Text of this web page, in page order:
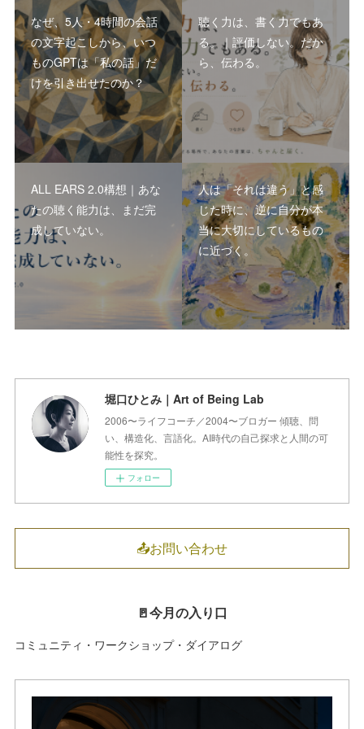
なぜ、5人・4時間の会話
の文字起こしから、いつ
ものGPTは「私の話」だ
けを引き出せたのか？
聴く力は、書く力でもあ
る。｜評価しない。だか
ら、伝わる。
ALL EARS 2.0構想｜あな
たの聴く能力は、まだ完
成していない。
人は「それは違う」と感
じた時に、逆に自分が本
当に大切にしているもの
に近づく。
堀口ひとみ｜Art of Being Lab
2006〜ライフコーチ／2004〜ブロガー 傾聴、問
い、構造化、言語化。AI時代の自己探求と人間の可
能性を探究。
フォロー
📤お問い合わせ
🚪今月の入り口
コミュニティ・ワークショップ・ダイアログ